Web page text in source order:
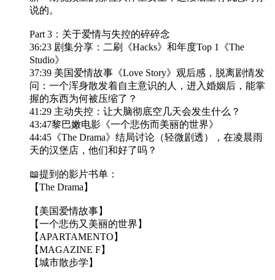
说的。
Part 3：关于爱情与失控的碎碎念
36:23 剧集分享：二刷《Hacks》和年度Top 1《The
Studio》
37:39 美国爱情故事《Love Story》观后感，脱离剧情发
问：一个浑身散发着自主意识的人，进入婚姻后，能掌
握的东西为何被压缩了？
41:29 主动失控：让大脑彻底空几天会发生什么？
43:47黎巴嫩电影《一个悲伤而美丽的世界》
44:45《The Drama》结局讨论（轻微剧透），在凌晨雨
天的汉堡店，他们和好了吗？
📖提到的影片书单：
【The Drama】
【美国爱情故事】
【一个悲伤又美丽的世界】
【APARTAMENTO】
【MAGAZINE F】
【城市散步学】